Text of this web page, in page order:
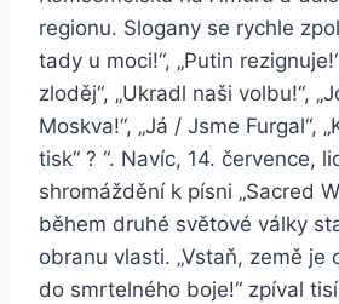
regionu. Slogany se rychle
tady u moci!“, „Putin
zloděj“, „Ukradl naši volbu!“,
Moskva!“, „Já / Jsme Furgal“,
tisk“ ? “. Navíc, 14. července,
shromáždění k písni „Sacred
během druhé světové války
obranu vlasti. „Vstaň, země je
do smrtelného boje!“ zpíval